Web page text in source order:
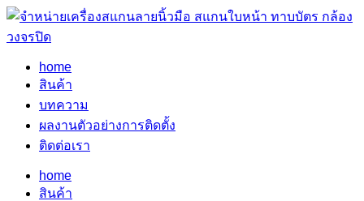
home
สินค้า
บทความ
ผลงานตัวอย่างการติดตั้ง
ติดต่อเรา
home
สินค้า